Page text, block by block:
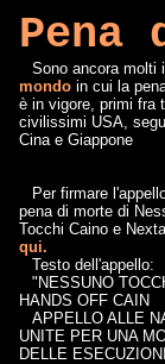
Pena
Sono ancora molti
mondoin cui la
è in vigore, primi fra
civilissimi USA,
Cina e Giappone
Per firmare
pena di morte di
Tocchi Caino e
qui.
Testo dell'appello:
"NESSUNO
HANDS OFF CAIN
APPELLO ALLE
UNITE PER UNA
DELLE ESECUZIONI